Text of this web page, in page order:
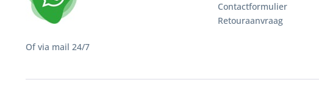
Of via mail 24/7
Contactformulier
Retouraanvraag